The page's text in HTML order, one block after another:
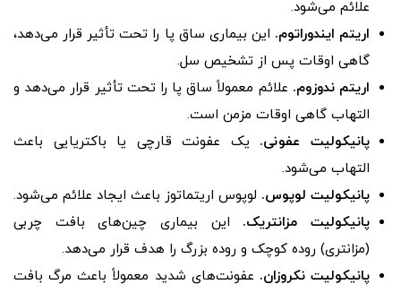
علائم می‌شود.
اریتم ایندوراتوم. این بیماری ساق پا را تحت تأثیر قرار می‌دهد،
گاهی اوقات پس از تشخیص سل.
اریتم ندوزوم. علائم معمولاً ساق پا را تحت تأثیر قرار می‌دهد و
التهاب گاهی اوقات مزمن است.
پانیکولیت عفونی. یک عفونت قارچی یا باکتریایی باعث
التهاب می‌شود.
پانیکولیت لوپوس. لوپوس اریتماتوز باعث ایجاد علائم می‌شود.
پانیکولیت مزانتریک. این بیماری چین‌های بافت چربی
(مزانتری) روده کوچک و روده بزرگ را هدف قرار می‌دهد.
پانیکولیت نکروزان. عفونت‌های شدید معمولاً باعث مرگ بافت